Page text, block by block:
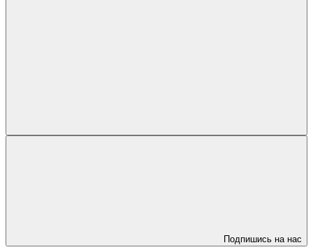
Подпишись на нас